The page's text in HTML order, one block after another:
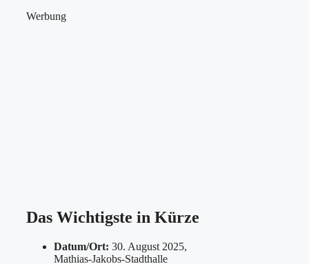
Werbung
Das Wichtigste in Kürze
Datum/Ort: 30. August 2025,
Mathias-Jakobs-Stadthalle